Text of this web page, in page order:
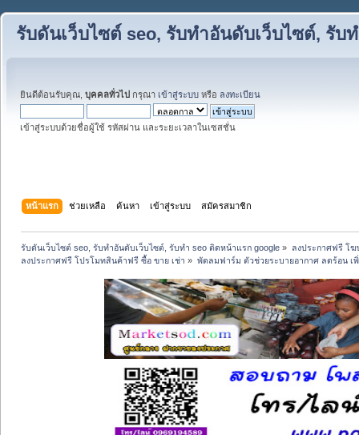
รับดันเว็บไซต์ seo, รับทำอันดับเว็บไซต์, รับ
ยินดีต้อนรับคุณ, บุคคลทั่วไป กรุณา เข้าสู่ระบบ หรือ ลงทะเบียน
เข้าสู่ระบบด้วยชื่อผู้ใช้ รหัสผ่าน และระยะเวลาในเซสชั่น
หน้าแรก ช่วยเหลือ ค้นหา เข้าสู่ระบบ สมัครสมาชิก
รับดันเว็บไซต์ seo, รับทำอันดับเว็บไซต์, รับทำ seo ติดหน้าแรก google » ลงประกาศฟรี โ
ลงประกาศฟรี โปรโมทสินค้าฟรี ซื้อ ขาย เช่า » พัดลมฟาร์ม ตัวช่วยระบายอากาศ ลดร้อน เ